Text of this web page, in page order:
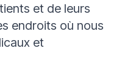
et de leurs
endroits où nous
et